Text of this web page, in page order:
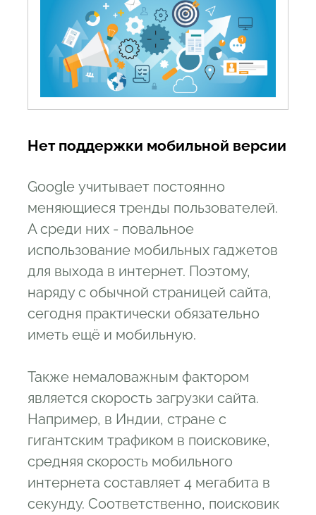
Нет поддержки мобильной версии
Google учитывает постоянно
меняющиеся тренды пользователей.
А среди них - повальное
использование мобильных гаджетов
для выхода в интернет. Поэтому,
наряду с обычной страницей сайта,
сегодня практически обязательно
иметь ещё и мобильную.
Также немаловажным фактором
является скорость загрузки сайта.
Например, в Индии, стране с
гигантским трафиком в поисковике,
средняя скорость мобильного
интернета составляет 4 мегабита в
секунду. Соответственно, поисковик